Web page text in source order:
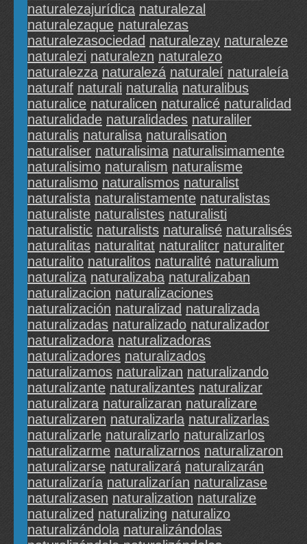
naturalezajurídica naturalezal
naturalezaque naturalezas
naturalezasociedad naturalezay naturaleze
naturalezi naturalezn naturalezo
naturalezza naturalezá naturaleí naturaleía
naturalf naturali naturalia naturalibus
naturalice naturalicen naturalicé naturalidad
naturalidade naturalidades naturaliler
naturalis naturalisa naturalisation
naturaliser naturalisima naturalisimamente
naturalisimo naturalism naturalisme
naturalismo naturalismos naturalist
naturalista naturalistamente naturalistas
naturaliste naturalistes naturalisti
naturalistic naturalists naturalisé naturalisés
naturalitas naturalitat naturalitcr naturaliter
naturalito naturalitos naturalité naturalium
naturaliza naturalizaba naturalizaban
naturalizacion naturalizaciones
naturalización naturalizad naturalizada
naturalizadas naturalizado naturalizador
naturalizadora naturalizadoras
naturalizadores naturalizados
naturalizamos naturalizan naturalizando
naturalizante naturalizantes naturalizar
naturalizara naturalizaran naturalizare
naturalizaren naturalizarla naturalizarlas
naturalizarle naturalizarlo naturalizarlos
naturalizarme naturalizarnos naturalizaron
naturalizarse naturalizará naturalizarán
naturalizaría naturalizarían naturalizase
naturalizasen naturalization naturalize
naturalized naturalizing naturalizo
naturalizándola naturalizándolas